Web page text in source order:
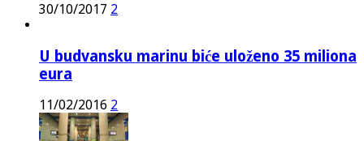
30/10/2017 2
U budvansku marinu biće uloženo 35 miliona
eura
11/02/2016 2